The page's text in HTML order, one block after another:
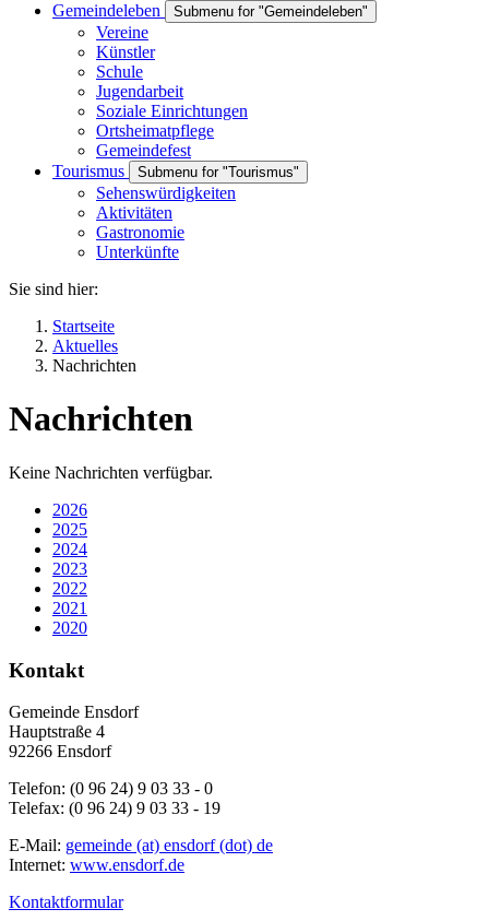
Gemeindeleben
Submenu for "Gemeindeleben"
Vereine
Künstler
Schule
Jugendarbeit
Soziale Einrichtungen
Ortsheimatpflege
Gemeindefest
Tourismus
Submenu for "Tourismus"
Sehenswürdigkeiten
Aktivitäten
Gastronomie
Unterkünfte
Sie sind hier:
Startseite
Aktuelles
Nachrichten
Nachrichten
Keine Nachrichten verfügbar.
2026
2025
2024
2023
2022
2021
2020
Kontakt
Gemeinde Ensdorf
Hauptstraße 4
92266 Ensdorf
Telefon: (0 96 24) 9 03 33 - 0
Telefax: (0 96 24) 9 03 33 - 19
E-Mail: gemeinde (at) ensdorf (dot) de
Internet: www.ensdorf.de
Kontaktformular